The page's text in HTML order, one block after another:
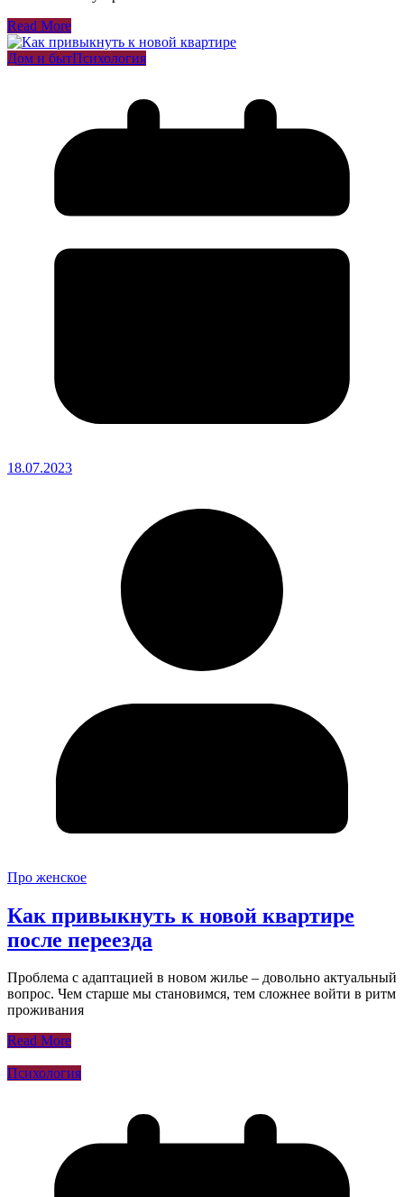
Read More
Дом и бытПсихология
18.07.2023
Про женское
Как привыкнуть к новой квартире
после переезда
Проблема с адаптацией в новом жилье – довольно актуальный
вопрос. Чем старше мы становимся, тем сложнее войти в ритм
проживания
Read More
Психология